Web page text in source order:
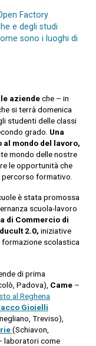
Factory
e degli studi
sono i luoghi di
le aziendeche – in
si terrà domenica
studenti delle classi
grado. Una
mondo del lavoro,
mondo delle nostre
le opportunità che
formativo.
è stata promossa
scuola-lavoro
di Commercio di
2.0, iniziative
scolastica
di prima
Padova), Came –
al Reghena
Gioielli
Treviso),
(Schiavon,
laboratori come